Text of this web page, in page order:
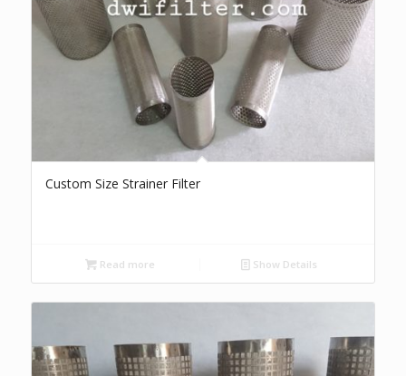
Custom Size Strainer Filter
Read more Show Details